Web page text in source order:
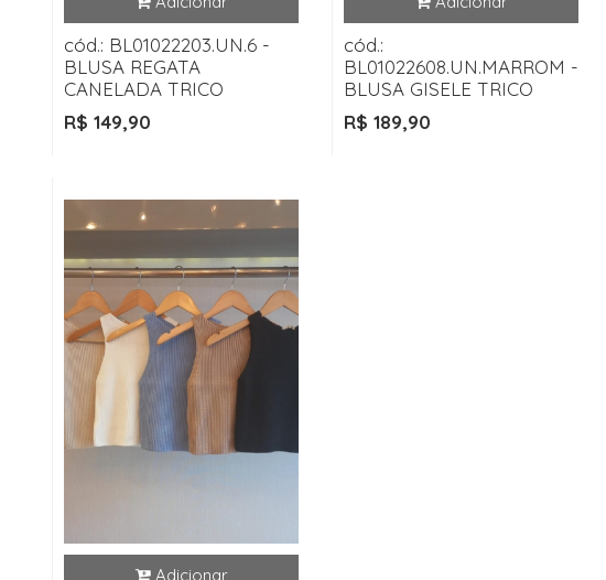
cód.: BL01022203.UN.6 -
BLUSA REGATA
CANELADA TRICO
R$ 149,90
cód.:
BL01022608.UN.MARROM -
BLUSA GISELE TRICO
R$ 189,90